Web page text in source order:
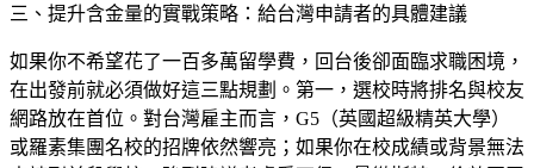
三、提升含金量的實戰策略：給台灣申請者的具體建議
如果你不希望花了一百多萬留學費，回台後卻面臨求職困境，
在出發前就必須做好這三點規劃。第一，選校時將排名與校友
網路放在首位。對台灣雇主而言，G5（英國超級精英大學）
或羅素集團名校的招牌依然響亮；如果你在校成績或背景無法